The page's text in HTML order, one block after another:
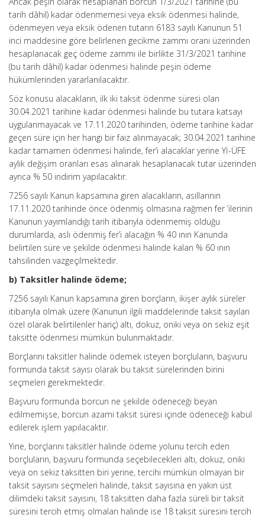
tarih dâhil) kadar ödenmemesi veya eksik ödenmesi halinde,
ödenmeyen veya eksik ödenen tutarın 6183 sayılı Kanunun 51
inci maddesine göre belirlenen gecikme zammı oranı üzerinden
hesaplanacak geç ödeme zammı ile birlikte 31/3/2021 tarihine
(bu tarih dâhil) kadar ödenmesi halinde peşin ödeme
hükümlerinden yararlanılacaktır.
Söz konusu alacakların, ilk iki taksit ödenme süresi olan
30.04.2021 tarihine kadar ödenmesi halinde bu tutara katsayı
uygulanmayacak ve 17.11.2020 tarihinden, ödeme tarihine kadar
geçen süre için her hangi bir faiz alınmayacak; 30.04.2021 tarihine
kadar tamamen ödenmesi halinde, fer’i alacaklar yerine Yİ-ÜFE
aylık değişim oranları esas alınarak hesaplanacak tutar üzerinden
ayrıca % 50 indirim yapılacaktır.
7256 sayılı Kanun kapsamına giren alacakların, asıllarının
17.11.2020 tarihinde önce ödenmiş olmasına rağmen fer ’ilerinin
Kanunun yayımlandığı tarih itibarıyla ödenmemiş olduğu
durumlarda, aslı ödenmiş fer’i alacağın % 40 ının Kanunda
belirtilen süre ve şekilde ödenmesi halinde kalan % 60 ının
tahsilinden vazgeçilmektedir.
b) Taksitler halinde ödeme;
7256 sayılı Kanun kapsamına giren borçların, ikişer aylık süreler
itibarıyla olmak üzere (Kanunun ilgili maddelerinde taksit sayıları
özel olarak belirtilenler hariç) altı, dokuz, oniki veya on sekiz eşit
taksitte ödenmesi mümkün bulunmaktadır.
Borçlarını taksitler halinde ödemek isteyen borçluların, başvuru
formunda taksit sayısı olarak bu taksit sürelerinden birini
seçmeleri gerekmektedir.
Başvuru formunda borcun ne şekilde ödeneceği beyan
edilmemişse, borcun azami taksit süresi içinde ödeneceği kabul
edilerek işlem yapılacaktır.
Yine, borçlarını taksitler halinde ödeme yolunu tercih eden
borçluların, başvuru formunda seçebilecekleri altı, dokuz, oniki
veya on sekiz taksitten biri yerine, tercihi mümkün olmayan bir
taksit sayısını seçmeleri halinde, taksit sayısına en yakın üst
dilimdeki taksit sayısını, 18 taksitten daha fazla süreli bir taksit
süresini tercih etmiş olmaları halinde ise 18 taksit süresini tercih